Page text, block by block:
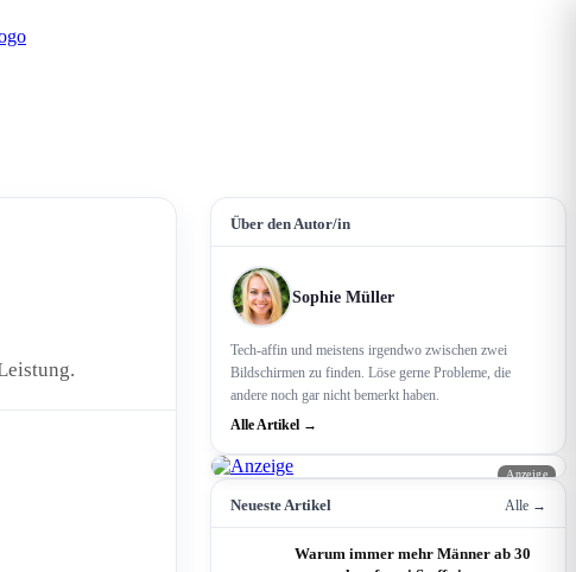
Über den Autor/in
Sophie Müller
Tech-affin und meistens irgendwo zwischen zwei
Bildschirmen zu finden. Löse gerne Probleme, die
andere noch gar nicht bemerkt haben.
Alle Artikel →
Anzeige
Neueste Artikel Alle →
Warum immer mehr Männer ab 30